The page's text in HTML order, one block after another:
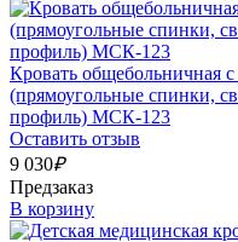
Кровать общебольничная
(прямоугольные спинки,
профиль) МСК-123
Оставить отзыв
9 030₽
Предзаказ
В корзину